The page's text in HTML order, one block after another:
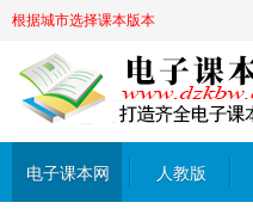
根据城市选择课本版本
电子课本网 人教版